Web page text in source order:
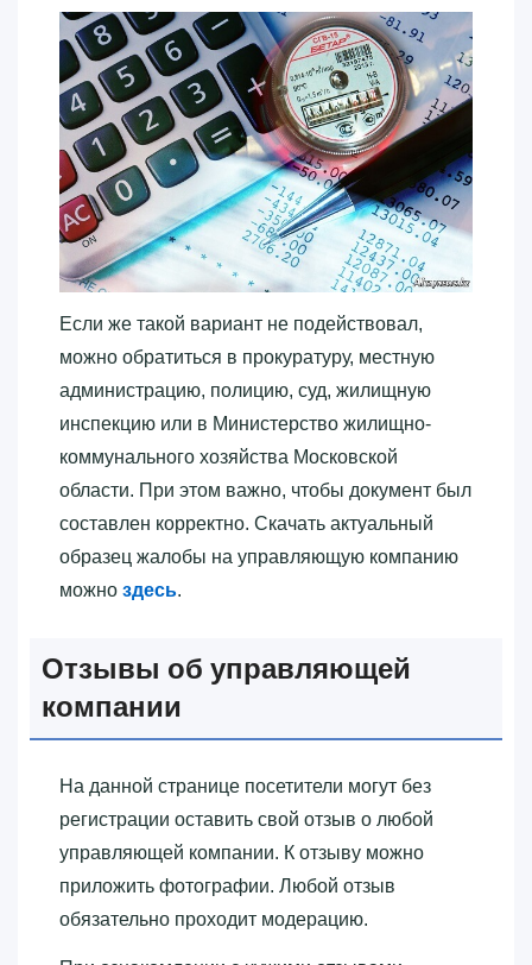
Если же такой вариант не подействовал,
можно обратиться в прокуратуру, местную
администрацию, полицию, суд, жилищную
инспекцию или в Министерство жилищно-
коммунального хозяйства Московской
области. При этом важно, чтобы документ был
составлен корректно. Скачать актуальный
образец жалобы на управляющую компанию
можно здесь.
Отзывы об управляющей
компании
На данной странице посетители могут без
регистрации оставить свой отзыв о любой
управляющей компании. К отзыву можно
приложить фотографии. Любой отзыв
обязательно проходит модерацию.